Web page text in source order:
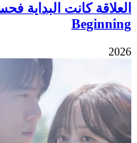
Beginning
2026